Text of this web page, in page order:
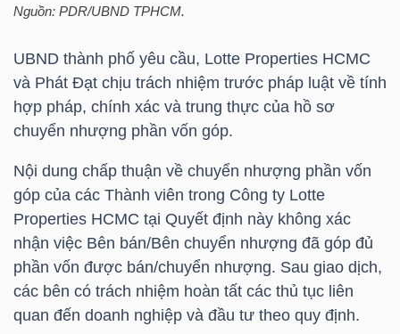
Nguồn: PDR/UBND TPHCM.
UBND thành phố yêu cầu, Lotte Properties HCMC
và Phát Đạt chịu trách nhiệm trước pháp luật về tính
hợp pháp, chính xác và trung thực của hồ sơ
chuyển nhượng phần vốn góp.
Nội dung chấp thuận về chuyển nhượng phần vốn
góp của các Thành viên trong Công ty Lotte
Properties HCMC tại Quyết định này không xác
nhận việc Bên bán/Bên chuyển nhượng đã góp đủ
phần vốn được bán/chuyển nhượng. Sau giao dịch,
các bên có trách nhiệm hoàn tất các thủ tục liên
quan đến doanh nghiệp và đầu tư theo quy định.
VIETSTOCKFINANCE
NGÀNH
DOANH